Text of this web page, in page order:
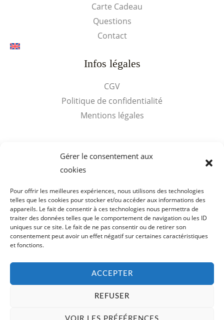
Gérer le consentement aux
cookies
Pour offrir les meilleures expériences, nous utilisons des technologies
telles que les cookies pour stocker et/ou accéder aux informations des
appareils. Le fait de consentir à ces technologies nous permettra de
traiter des données telles que le comportement de navigation ou les ID
uniques sur ce site. Le fait de ne pas consentir ou de retirer son
consentement peut avoir un effet négatif sur certaines caractéristiques
et fonctions.
ACCEPTER
REFUSER
VOIR LES PRÉFÉRENCES
Carte Cadeau
Questions
Contact
Infos légales
CGV
Politique de confidentialité
Mentions légales
Accès rapides
Panier
Copyright © 2026 Visites Cognac Voyer Vaudon. SARL de
English(Anglais) Français